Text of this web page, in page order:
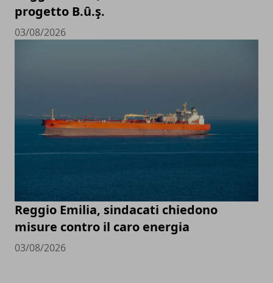
progetto B.û.ş.
03/08/2026
Reggio Emilia, sindacati chiedono
misure contro il caro energia
03/08/2026